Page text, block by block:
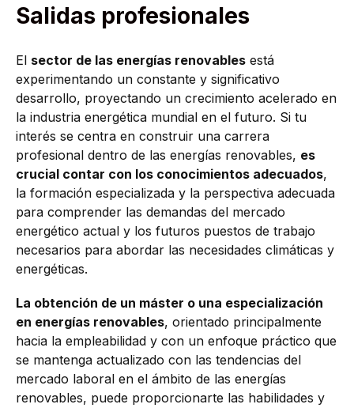
Salidas profesionales
El sector de las energías renovables está
experimentando un constante y significativo
desarrollo, proyectando un crecimiento acelerado en
la industria energética mundial en el futuro. Si tu
interés se centra en construir una carrera
profesional dentro de las energías renovables, es
crucial contar con los conocimientos adecuados,
la formación especializada y la perspectiva adecuada
para comprender las demandas del mercado
energético actual y los futuros puestos de trabajo
necesarios para abordar las necesidades climáticas y
energéticas.
La obtención de un máster o una especialización
en energías renovables, orientado principalmente
hacia la empleabilidad y con un enfoque práctico que
se mantenga actualizado con las tendencias del
mercado laboral en el ámbito de las energías
renovables, puede proporcionarte las habilidades y